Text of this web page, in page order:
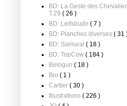
BD: La Geste des
T.29 ( 26 )
BD: Leifsbudir ( 7 )
BD: Planches diverses ( 31
BD: Samurai ( 18 )
BD: TopCow ( 184 )
Belogun ( 18 )
Bio ( 1 )
Cartier ( 30 )
Illustrations ( 226 )